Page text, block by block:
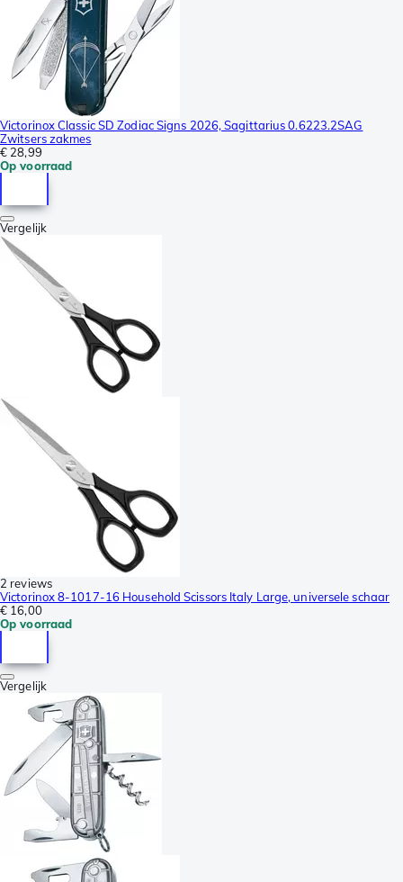
Victorinox Classic SD Zodiac Signs 2026, Sagittarius 0.6223.2SAG
Zwitsers zakmes
€ 28,99
Op voorraad
Vergelijk
2 reviews
Victorinox 8-1017-16 Household Scissors Italy Large, universele schaar
€ 16,00
Op voorraad
Vergelijk